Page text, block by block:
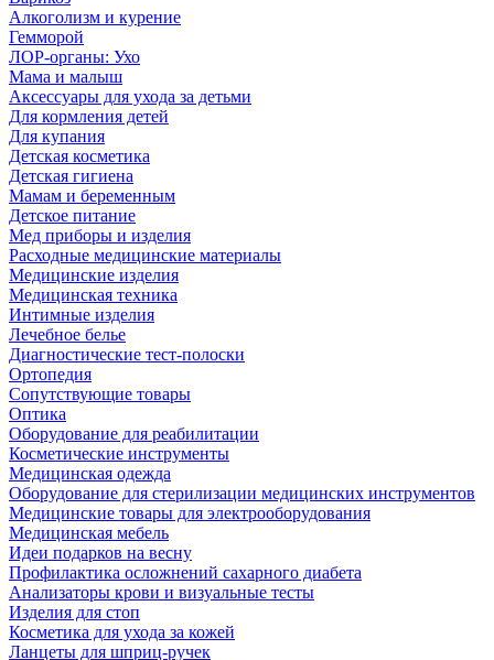
Алкоголизм и курение
Гемморой
ЛОР-органы: Ухо
Мама и малыш
Аксессуары для ухода за детьми
Для кормления детей
Для купания
Детская косметика
Детская гигиена
Мамам и беременным
Детское питание
Мед приборы и изделия
Расходные медицинские материалы
Медицинские изделия
Медицинская техника
Интимные изделия
Лечебное белье
Диагностические тест-полоски
Ортопедия
Сопутствующие товары
Оптика
Оборудование для реабилитации
Косметические инструменты
Медицинская одежда
Оборудование для стерилизации медицинских инструментов
Медицинские товары для электрооборудования
Медицинская мебель
Идеи подарков на весну
Профилактика осложнений сахарного диабета
Анализаторы крови и визуальные тесты
Изделия для стоп
Косметика для ухода за кожей
Ланцеты для шприц-ручек